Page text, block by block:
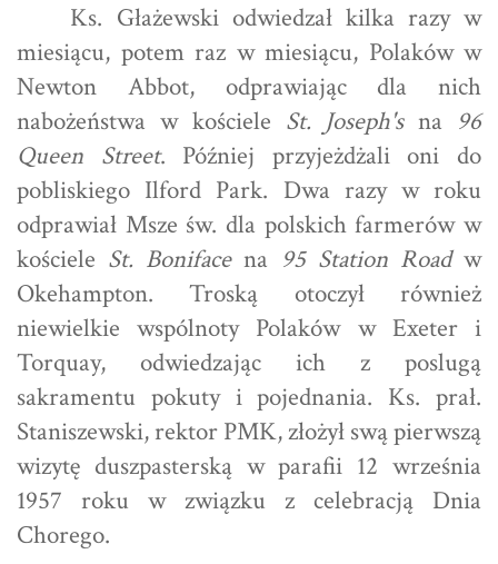
Ks. Głażewski odwiedzał kilka razy w
miesiącu, potem raz w miesiącu, Polaków w
Newton Abbot, odprawiając dla nich
nabożeństwa w kościele St. Joseph'sna 96
Queen Street. Później przyjeżdżali oni do
pobliskiego Ilford Park. Dwa razy w roku
odprawiał Msze św. dla polskich farmerów w
kościele St. Bonifacena 95 Station Roadw
Okehampton. Troską otoczył również
niewielkie wspólnoty Polaków w Exeter i
Torquay, odwiedzając ich z poslugą
sakramentu pokuty i pojednania. Ks. prał.
Staniszewski, rektor PMK, złożył swą pierwszą
wizytę duszpasterską w parafii 12 września
1957 roku w związku z celebracją Dnia
Chorego.